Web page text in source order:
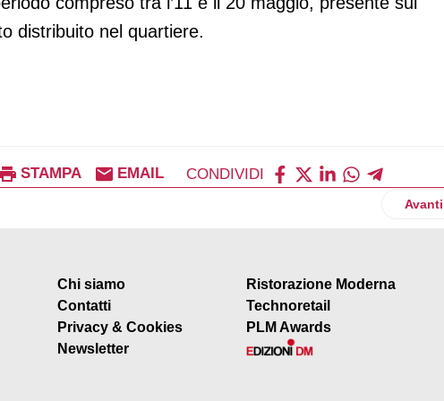
distribuito nel quartiere.
STAMPA EMAIL CONDIVIDI
Prosciutto di Parma rafforza la tutela della dop Avanti
Chi siamo
Contatti
Privacy & Cookies
Newsletter
Ristorazione Moderna
Technoretail
PLM Awards